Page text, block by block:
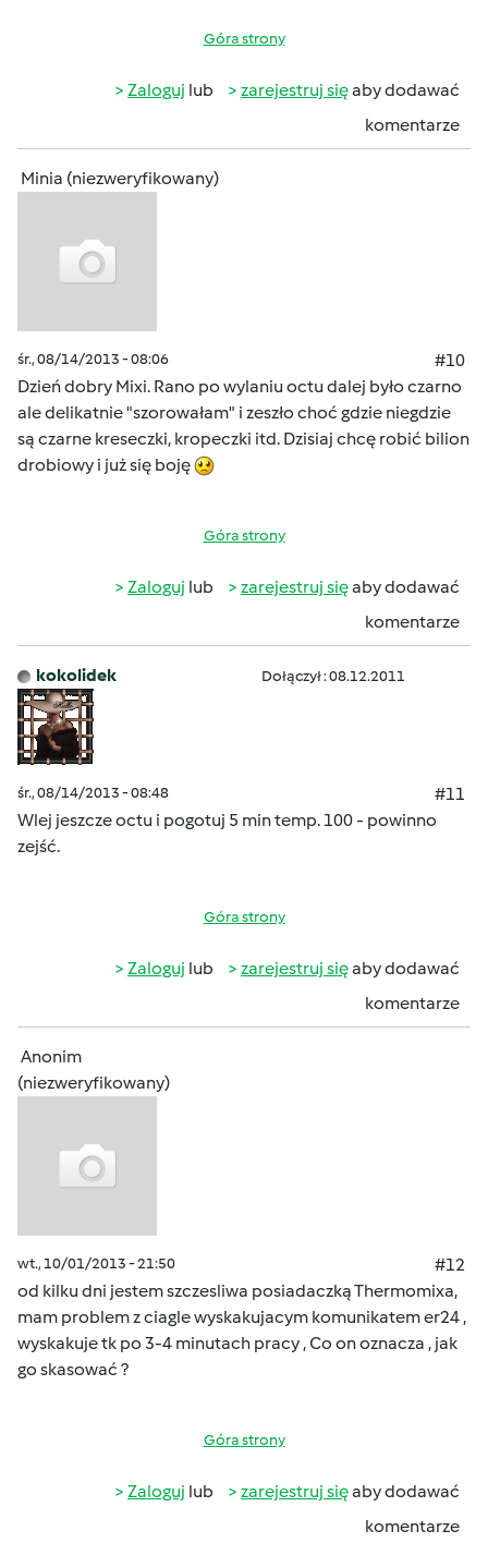
Góra strony
Zaloguj lub zarejestruj sięaby dodawać
komentarze
Minia (niezweryfikowany)
śr., 08/14/2013 - 08:06
#10
Dzień dobry Mixi. Rano po wylaniu octu dalej było czarno
ale delikatnie "szorowałam" i zeszło choć gdzie niegdzie
są czarne kreseczki, kropeczki itd. Dzisiaj chcę robić bilion
drobiowy i już się boję
Góra strony
Zaloguj lub zarejestruj sięaby dodawać
komentarze
kokolidek Dołączył : 08.12.2011
śr., 08/14/2013 - 08:48
#11
Wlej jeszcze octu i pogotuj 5 min temp. 100 - powinno
zejść.
Góra strony
Zaloguj lub zarejestruj sięaby dodawać
komentarze
Anonim
(niezweryfikowany)
wt., 10/01/2013 - 21:50
#12
od kilku dni jestem szczesliwa posiadaczką Thermomixa,
mam problem z ciagle wyskakujacym komunikatem er24 ,
wyskakuje tk po 3-4 minutach pracy , Co on oznacza , jak
go skasować ?
Góra strony
Zaloguj lub zarejestruj sięaby dodawać
komentarze